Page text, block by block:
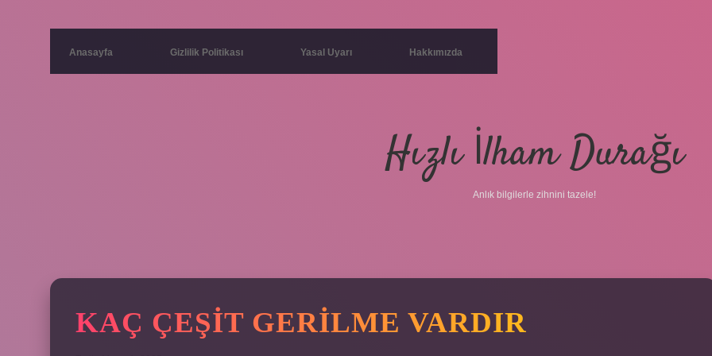
Anasayfa Gizlilik Politikası Yasal Uyarı Hakkımızda
Hızlı İlham Durağı
Anlık bilgilerle zihnini tazele!
KAÇ ÇEŞIT GERILME VARDIR